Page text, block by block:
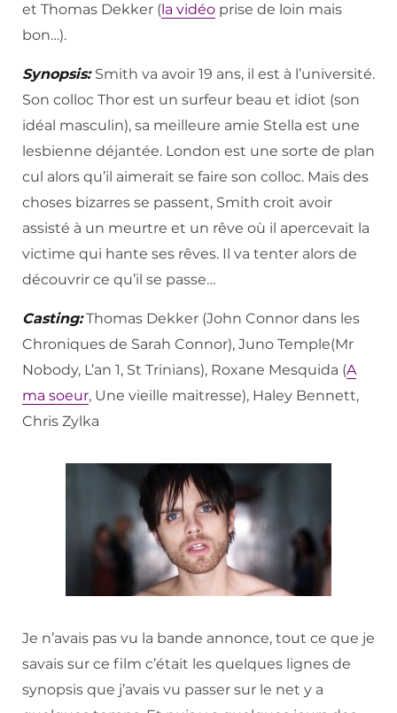
et Thomas Dekker ( la vidéo prise de loin mais
bon…).
Synopsis: Smith va avoir 19 ans, il est à l’université.
Son colloc Thor est un surfeur beau et idiot (son
idéal masculin), sa meilleure amie Stella est une
lesbienne déjantée. London est une sorte de plan
cul alors qu’il aimerait se faire son colloc. Mais des
choses bizarres se passent, Smith croit avoir
assisté à un meurtre et un rêve où il apercevait la
victime qui hante ses rêves. Il va tenter alors de
découvrir ce qu’il se passe…
Casting:Thomas Dekker (John Connor dans les
Chroniques de Sarah Connor), Juno Temple(Mr
Nobody, L’an 1, St Trinians), Roxane Mesquida (A
ma soeur, Une vieille maitresse), Haley Bennett,
Chris Zylka
Je n’avais pas vu la bande annonce, tout ce que je
savais sur ce film c’était les quelques lignes de
synopsis que j’avais vu passer sur le net y a